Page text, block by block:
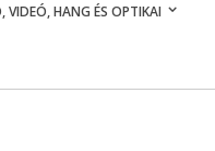
VIDEÓ, HANG ÉS OPTIKAI